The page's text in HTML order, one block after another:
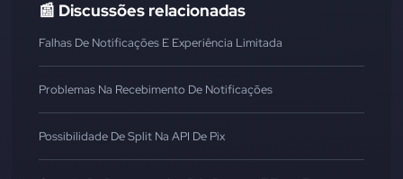
📰 Discussões relacionadas
Falhas De Notificações E Experiência Limitada
Problemas Na Recebimento De Notificações
Possibilidade De Split Na API De Pix